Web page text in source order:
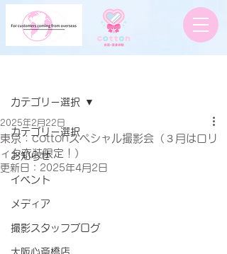
カテゴリー選択
お知らせ
イベント
メディア
撮影スタッフブログ
大阪心斎橋店
カテゴリー選択
東京：cottonスペシャル撮影会（３月はロリ
ィタ衣装限定！）
2025年2月22日
更新日： 2025年4月2日